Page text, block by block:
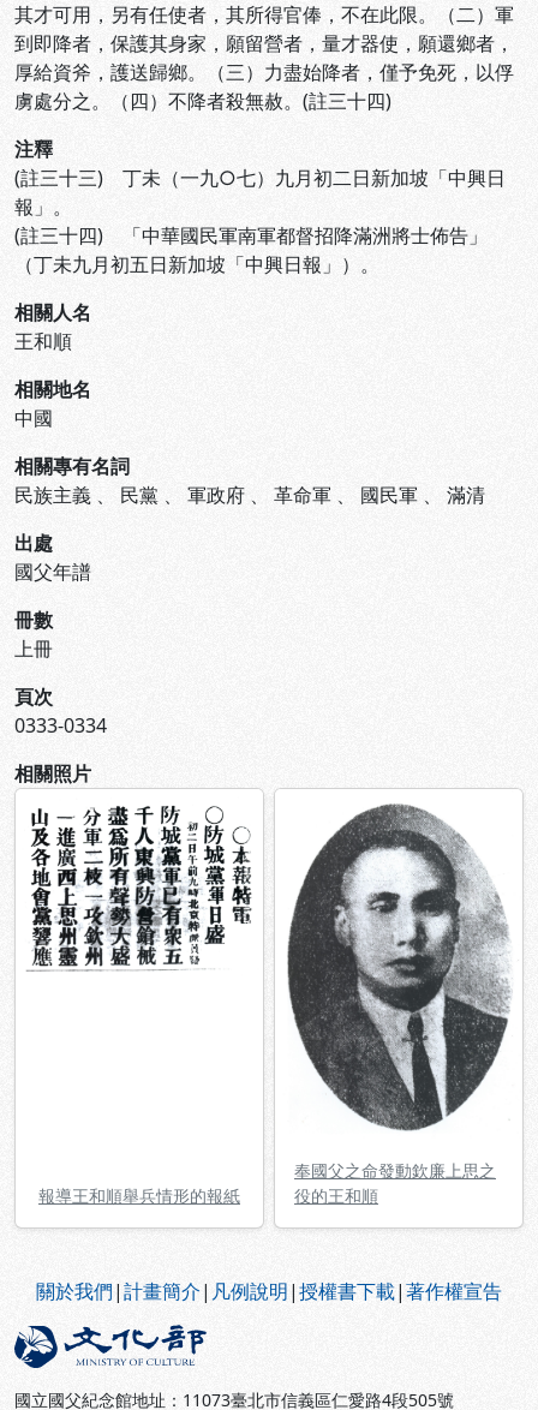
其才可用，另有任使者，其所得官俸，不在此限。（二）軍
到即降者，保護其身家，願留營者，量才器使，願還鄉者，
厚給資斧，護送歸鄉。（三）力盡始降者，僅予免死，以俘
虜處分之。（四）不降者殺無赦。(註三十四)
注釋
(註三十三) 丁未（一九○七）九月初二日新加坡「中興日
報」。
(註三十四) 「中華國民軍南軍都督招降滿洲將士佈告」
（丁未九月初五日新加坡「中興日報」）。
相關人名
王和順
相關地名
中國
相關專有名詞
民族主義 、 民黨 、 軍政府 、 革命軍 、 國民軍 、 滿清
出處
國父年譜
冊數
上冊
頁次
0333-0334
相關照片
報導王和順舉兵情形的報紙
奉國父之命發動欽廉上思之
役的王和順
關於我們|計畫簡介| 凡例說明|授權書下載|著作權宣告
國立國父紀念館地址：11073臺北市信義區仁愛路4段505號